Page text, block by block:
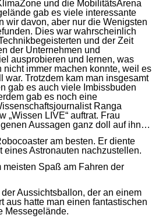
und die MobilitätsArena
gab es viele interessante
wir davon, aber nur die Wenigsten
Dies war wahrscheinlich
und der Zeit
der Unternehmen und
ausprobieren und lernen, was
nicht immer machen konnte, weil es
war. Trotzdem kam man insgesamt
gab es auch viele Imbissbuden
gab es noch eine
Ranga
„Wissen LIVE“ auftrat. Frau
Aussagen ganz doll auf ihn…
am besten. Er diente
Astronauten nachzustellen.
Spaß am Fahren der
Aussichtsballon, der an einem
aus hatte man einen fantastischen
Messegelände.